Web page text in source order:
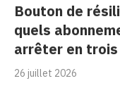
Bouton de
quels
arrêter en
26 juillet 2026